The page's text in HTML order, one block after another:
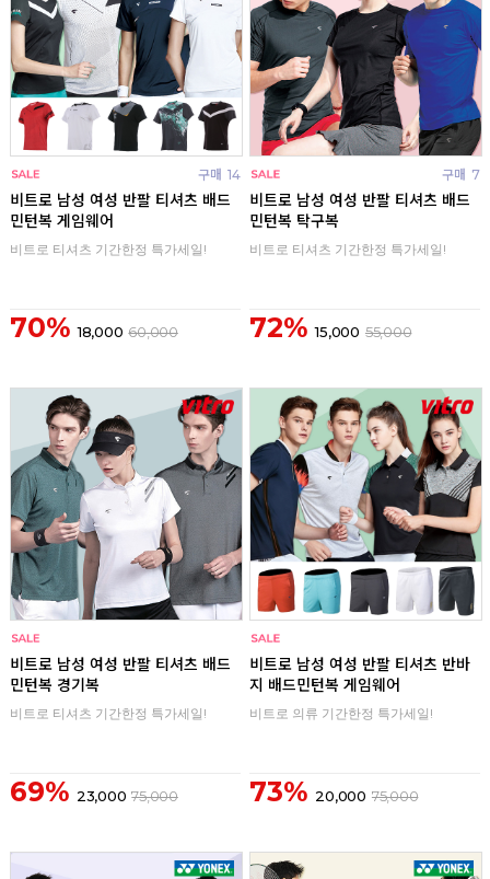
구매 14
비트로 남성 여성 반팔 티셔츠 배드
민턴복 게임웨어
비트로 티셔츠 기간한정 특가세일!
70% 18,000 60,000
구매 7
비트로 남성 여성 반팔 티셔츠 배드
민턴복 탁구복
비트로 티셔츠 기간한정 특가세일!
72% 15,000 55,000
비트로 남성 여성 반팔 티셔츠 배드
민턴복 경기복
비트로 티셔츠 기간한정 특가세일!
69% 23,000 75,000
비트로 남성 여성 반팔 티셔츠 반바
지 배드민턴복 게임웨어
비트로 의류 기간한정 특가세일!
73% 20,000 75,000